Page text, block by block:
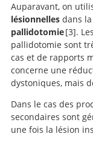
Auparavant, on
lésionnellesdans la
pallidotomie 3
Vitek JL, Zhang J,
Hashimoto T, et
Clinical outcome
.
pallidotomie sont
cas et de rapports
concerne une
dystoniques, mais
Dans le cas des
secondaires sont
une fois la lésion